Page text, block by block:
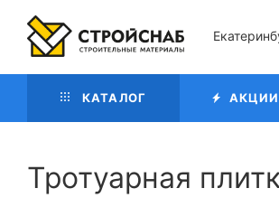
КАТАЛОГ АКЦИИ
Тротуарная